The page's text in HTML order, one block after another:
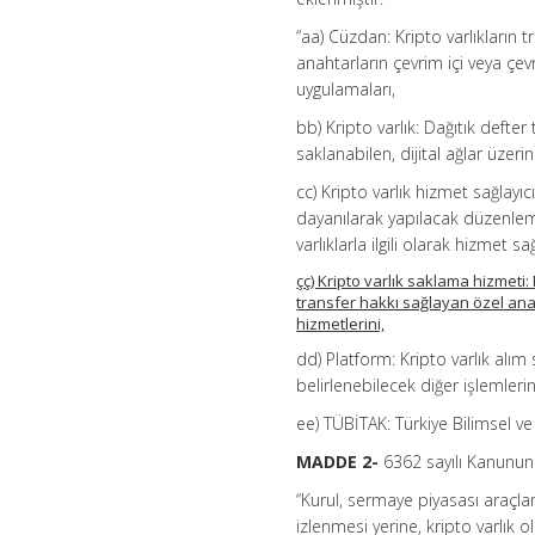
“aa) Cüzdan: Kripto varlıkların
anahtarların çevrim içi veya
uygulamaları,
bb) Kripto varlık: Dağıtık
saklanabilen, dijital ağlar
cc) Kripto varlık hizmet
dayanılarak yapılacak
varlıklarla ilgili olarak hizmet
çç) Kripto varlık saklama
transfer hakkı sağlayan özel
hizmetlerini,
dd) Platform: Kripto varlık
belirlenebilecek diğer
ee) TÜBİTAK: Türkiye Bilimsel
MADDE 2- 6362 sayılı
“Kurul, sermaye piyasası
izlenmesi yerine, kripto varlık